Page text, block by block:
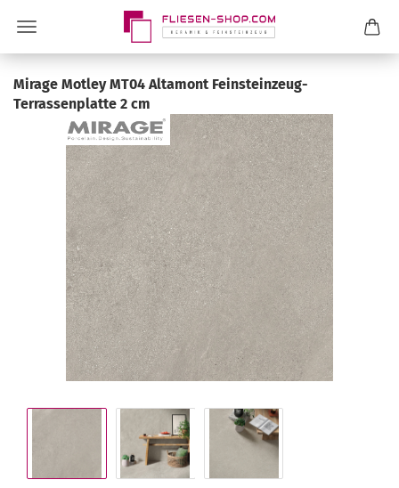
Mirage Motley MT04 Altamont Feinsteinzeug-
Terrassenplatte 2 cm